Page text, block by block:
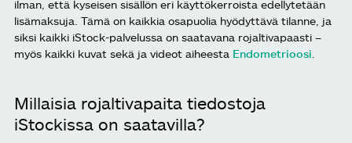
ilman, että kyseisen sisällön eri käyttökerroista edellytetään
lisämaksuja. Tämä on kaikkia osapuolia hyödyttävä tilanne, ja
siksi kaikki iStock-palvelussa on saatavana rojaltivapaasti –
myös kaikki kuvat sekä ja videot aiheesta Endometrioosi
Millaisia rojaltivapaita tiedostoja
iStockissa on saatavilla?